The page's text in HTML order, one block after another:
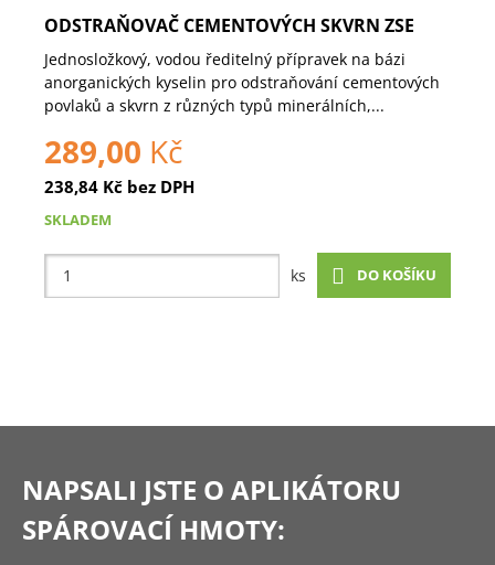
ODSTRAŇOVAČ CEMENTOVÝCH SKVRN ZSE
Jednosložkový, vodou ředitelný přípravek na bázi
anorganických kyselin pro odstraňování cementových
povlaků a skvrn z různých typů minerálních,...
289,00 Kč
238,84 Kč bez DPH
SKLADEM
ks DO KOŠÍKU
NAPSALI JSTE O APLIKÁTORU
SPÁROVACÍ HMOTY: